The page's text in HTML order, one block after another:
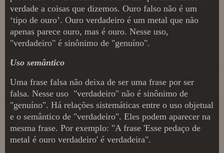
verdade a coisas que dizemos. Ouro falso não é um
‘tipo de ouro’. Ouro verdadeiro é um metal que não
apenas parece ouro, mas é ouro. Nesse uso,
"verdadeiro" é sinônimo de "genuíno".
Uso semântico
Uma frase falsa não deixa de ser uma frase por ser
falsa. Nesse uso "verdadeiro" não é sinônimo de
"genuíno". Há relações sistemáticas entre o uso objetual
e o semântico de "verdadeiro". Eles podem aparecer na
mesma frase. Por exemplo: "A frase 'Esse pedaço de
metal é ouro verdadeiro' é verdadeira".